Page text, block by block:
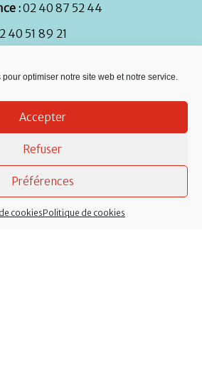
optimiser notre site web et notre service.
Accepter
Refuser
Préférences
cookiesPolitique de cookies
:02 40 87 52 44
40 51 89 21
59 71